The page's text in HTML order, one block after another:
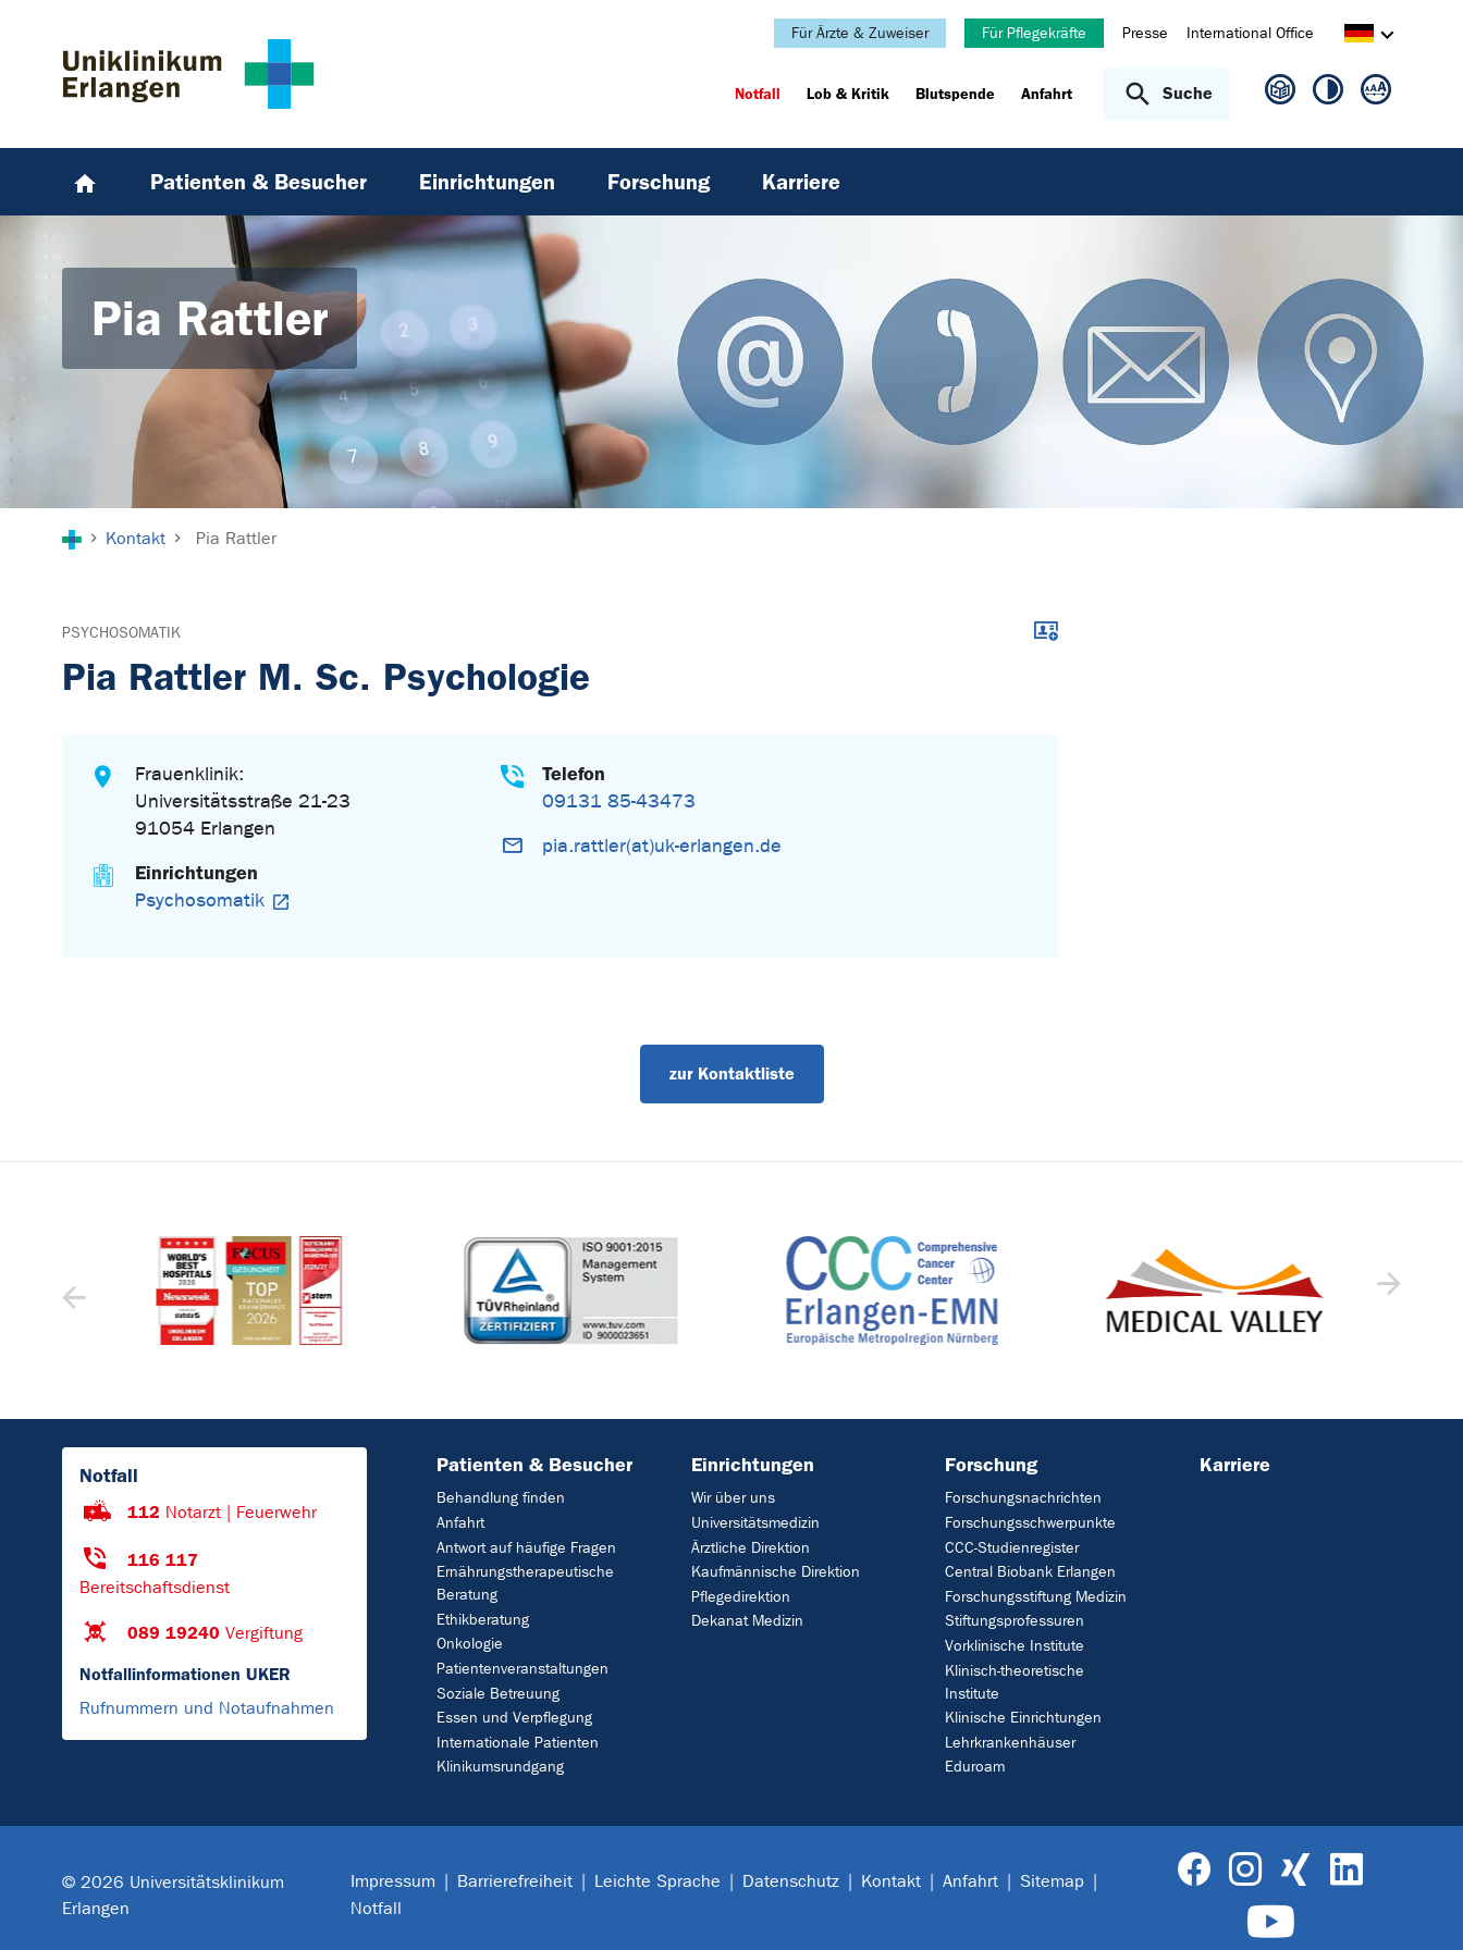
Für Ärzte & Zuweiser Für Pflegekräfte Presse International Office
Notfall Lob & Kritik Blutspende Anfahrt Suche
Patienten & Besucher Einrichtungen Forschung Karriere
Pia Rattler
Kontakt Pia Rattler
PSYCHOSOMATIK
Pia Rattler M. Sc. Psychologie
Download im .vcf-Format
Frauenklinik:
Universitätsstraße 21-23
91054 Erlangen
Einrichtungen
Psychosomatik
Telefon
09131 85-43473
pia.rattler(at)uk-erlangen.de
zur Kontaktliste
Notfall
112 Notarzt | Feuerwehr
116 117
Bereitschaftsdienst
089 19240 Vergiftung
Notfallinformationen UKER
Rufnummern und Notaufnahmen
Patienten & Besucher
Behandlung finden
Anfahrt
Antwort auf häufige Fragen
Ernährungstherapeutische
Beratung
Ethikberatung
Onkologie
Patientenveranstaltungen
Soziale Betreuung
Essen und Verpflegung
Internationale Patienten
Klinikumsrundgang
Einrichtungen
Wir über uns
Universitätsmedizin
Ärztliche Direktion
Kaufmännische Direktion
Pflegedirektion
Dekanat Medizin
Forschung
Forschungsnachrichten
Forschungsschwerpunkte
CCC-Studienregister
Central Biobank Erlangen
Forschungsstiftung Medizin
Stiftungsprofessuren
Vorklinische Institute
Klinisch-theoretische
Institute
Klinische Einrichtungen
Lehrkrankenhäuser
Eduroam
Karriere
© 2026 Universitätsklinikum
Erlangen
Impressum Barrierefreiheit Leichte Sprache Datenschutz Kontakt Anfahrt
Sitemap
Notfall